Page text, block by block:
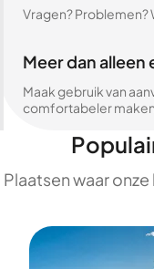
Vragen? Problemen?
Meer dan alleen
Maak gebruik van
comfortabeler
Plaatsen waar